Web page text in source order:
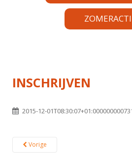
INSCHRIJVEN
2015-12-
Vorige